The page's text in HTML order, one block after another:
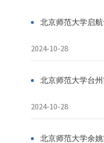
北京师范大学启航计划青年教师成长工
2024-10-28
北京师范大学台州实验学校发
2024-10-28
北京师范大学余姚实验学校发